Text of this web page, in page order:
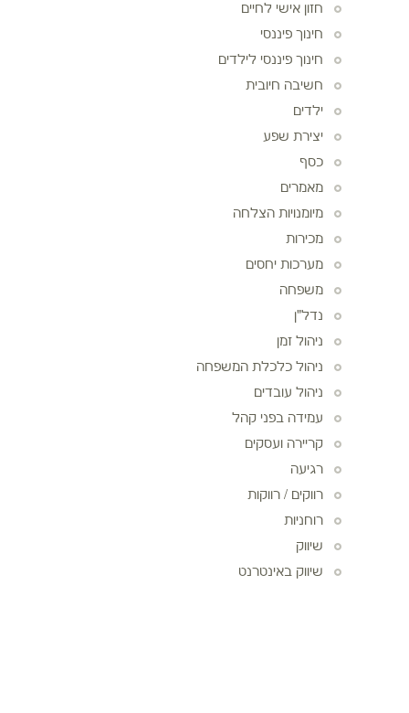
חזון אישי לחיים
חינוך פיננסי
חינוך פיננסי לילדים
חשיבה חיובית
ילדים
יצירת שפע
כסף
מאמרים
מיומנויות הצלחה
מכירות
מערכות יחסים
משפחה
נדל"ן
ניהול זמן
ניהול כלכלת המשפחה
ניהול עובדים
עמידה בפני קהל
קריירה ועסקים
רגיעה
רווקים / רווקות
רוחניות
שיווק
שיווק באינטרנט